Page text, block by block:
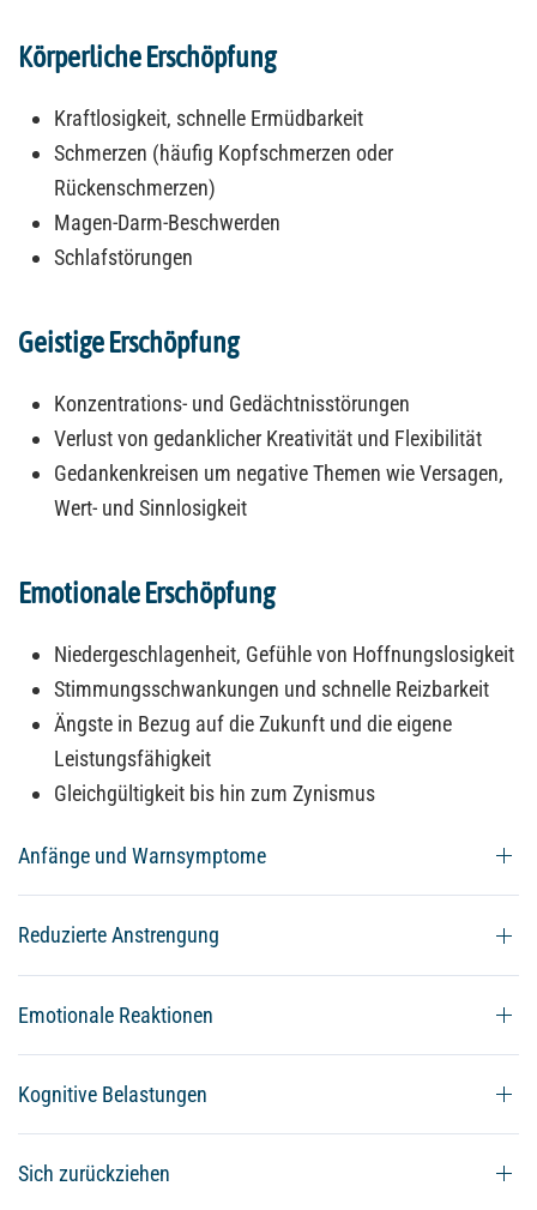
Körperliche Erschöpfung
Kraftlosigkeit, schnelle Ermüdbarkeit
Schmerzen (häufig Kopfschmerzen oder
Rückenschmerzen)
Magen-Darm-Beschwerden
Schlafstörungen
Geistige Erschöpfung
Konzentrations- und Gedächtnisstörungen
Verlust von gedanklicher Kreativität und Flexibilität
Gedankenkreisen um negative Themen wie Versagen,
Wert- und Sinnlosigkeit
Emotionale Erschöpfung
Niedergeschlagenheit, Gefühle von Hoffnungslosigkeit
Stimmungsschwankungen und schnelle Reizbarkeit
Ängste in Bezug auf die Zukunft und die eigene
Leistungsfähigkeit
Gleichgültigkeit bis hin zum Zynismus
Anfänge und Warnsymptome
Reduzierte Anstrengung
Emotionale Reaktionen
Kognitive Belastungen
Sich zurückziehen